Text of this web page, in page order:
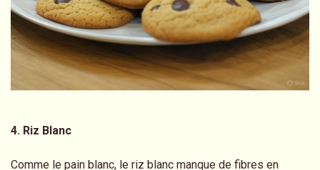
4. Riz Blanc
Comme le pain blanc, le riz blanc manque de fibres en